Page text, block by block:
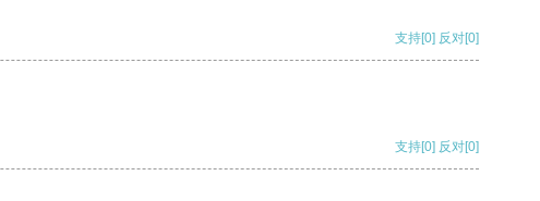
支持[0] 反对[0]
支持[0] 反对[0]